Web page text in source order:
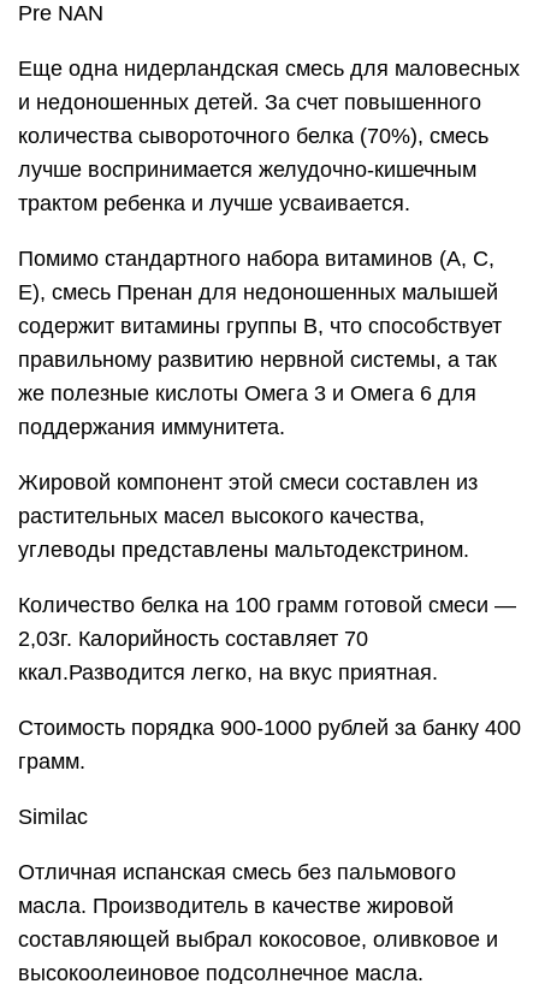
Pre NAN
Еще одна нидерландская смесь для маловесных
и недоношенных детей. За счет повышенного
количества сывороточного белка (70%), смесь
лучше воспринимается желудочно-кишечным
трактом ребенка и лучше усваивается.
Помимо стандартного набора витаминов (А, С,
Е), смесь Пренан для недоношенных малышей
содержит витамины группы В, что способствует
правильному развитию нервной системы, а так
же полезные кислоты Омега 3 и Омега 6 для
поддержания иммунитета.
Жировой компонент этой смеси составлен из
растительных масел высокого качества,
углеводы представлены мальтодекстрином.
Количество белка на 100 грамм готовой смеси —
2,03г. Калорийность составляет 70
ккал.Разводится легко, на вкус приятная.
Стоимость порядка 900-1000 рублей за банку 400
грамм.
Similac
Отличная испанская смесь без пальмового
масла. Производитель в качестве жировой
составляющей выбрал кокосовое, оливковое и
высокоолеиновое подсолнечное масла.